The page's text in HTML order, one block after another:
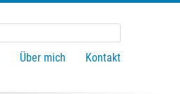
Über mich Kontakt